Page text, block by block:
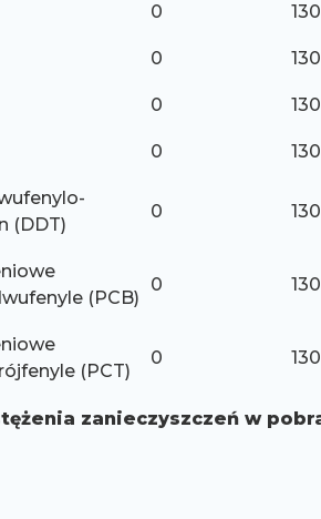
0
0
0
0
(DDT)
0
(PCB)
0
(PCT)
0
zanieczyszczeń w